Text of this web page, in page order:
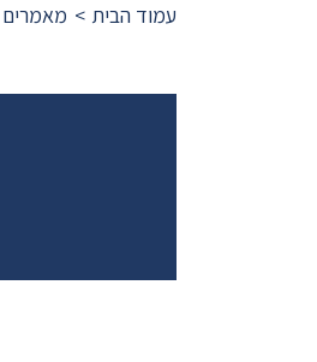
עמוד הבית מאמרים